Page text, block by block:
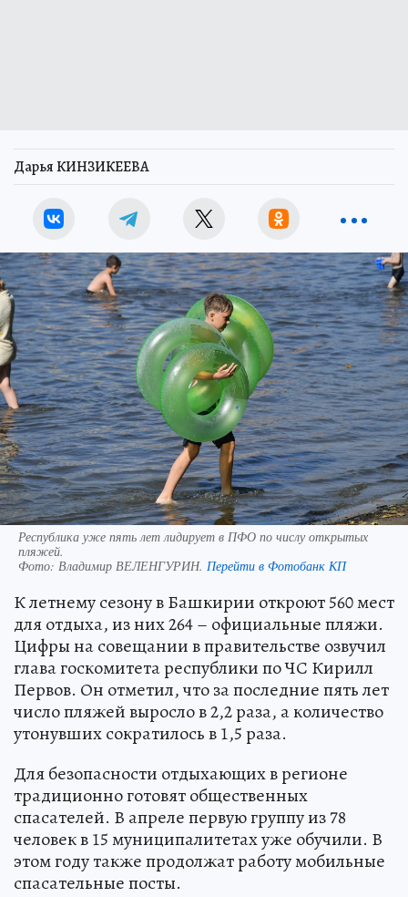
Дарья КИНЗИКЕЕВА
Республика уже пять лет лидирует в ПФО по числу открытых
пляжей.
Фото: Владимир ВЕЛЕНГУРИН. Перейти в Фотобанк КП
К летнему сезону в Башкирии откроют 560 мест
для отдыха, из них 264 – официальные пляжи.
Цифры на совещании в правительстве озвучил
глава госкомитета республики по ЧС Кирилл
Первов. Он отметил, что за последние пять лет
число пляжей выросло в 2,2 раза, а количество
утонувших сократилось в 1,5 раза.
Для безопасности отдыхающих в регионе
традиционно готовят общественных
спасателей. В апреле первую группу из 78
человек в 15 муниципалитетах уже обучили. В
этом году также продолжат работу мобильные
спасательные посты.